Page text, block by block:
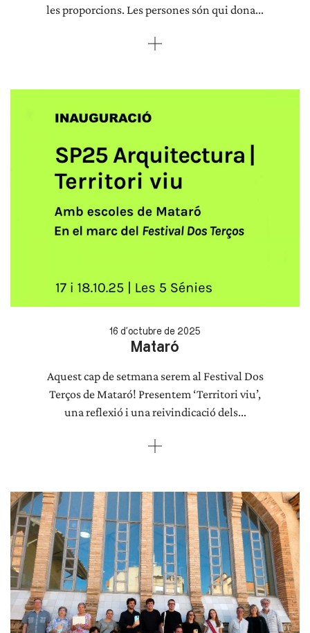
les proporcions. Les persones són qui dona...
16 d'octubre de 2025
Mataró
Aquest cap de setmana serem al Festival Dos
Terços de Mataró! Presentem ‘Territori viu’,
una reflexió i una reivindicació dels...